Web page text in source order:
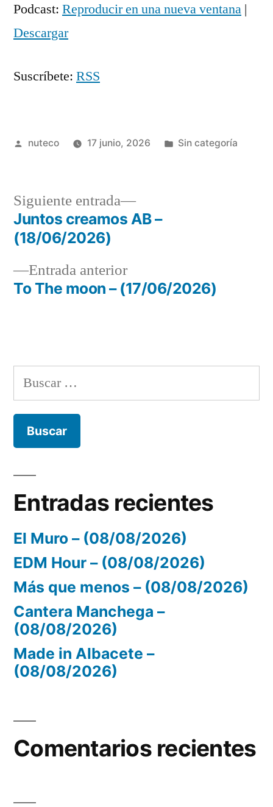
audio
Podcast: Reproducir en una nueva ventana |
Descargar
Suscríbete: RSS
Publicada
nuteco 17 junio, 2026
Publicada
Sin categoría
Navegación
entradas
Entrada anteriorEntrada
anterior:
To The moon – (17/06/2026)
Siguiente entrada
Siguiente
entrada:
Juntos creamos AB –
(18/06/2026)
Buscar:
Entradas recientes
El Muro – (08/08/2026)
EDM Hour – (08/08/2026)
Más que menos – (08/08/2026)
Cantera Manchega –
(08/08/2026)
Made in Albacete –
(08/08/2026)
Comentarios recientes